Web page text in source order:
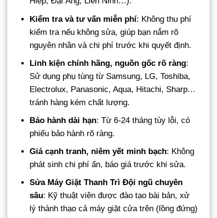
Kiểm tra và tư vấn miễn phí: Không thu phí
kiểm tra nếu không sửa, giúp bạn nắm rõ
nguyên nhân và chi phí trước khi quyết định.
Linh kiện chính hãng, nguồn gốc rõ ràng:
Sử dụng phụ tùng từ Samsung, LG, Toshiba,
Electrolux, Panasonic, Aqua, Hitachi, Sharp…
tránh hàng kém chất lượng.
Bảo hành dài hạn: Từ 6-24 tháng tùy lỗi, có
phiếu bảo hành rõ ràng.
Giá cạnh tranh, niêm yết minh bạch: Không
phát sinh chi phí ẩn, báo giá trước khi sửa.
Sửa Máy Giặt Thanh Trì Đội ngũ chuyên
sâu: Kỹ thuật viên được đào tạo bài bản, xử
lý thành thạo cả máy giặt cửa trên (lồng đứng)